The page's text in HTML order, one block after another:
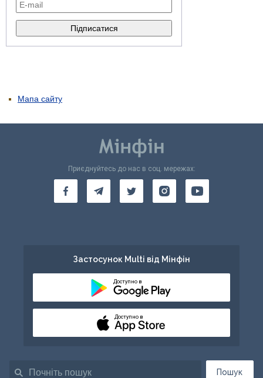
Мапа сайту
Пошук
Приєднуйтесь до нас в соц. мережах:
Застосунок Multi від Мінфін
Доступно в
Доступно в